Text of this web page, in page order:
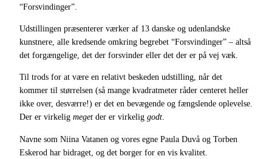
“Forsvindinger”.
Udstillingen præsenterer værker af 13 danske og udenlandske
kunstnere, alle kredsende omkring begrebet “Forsvindinger” – altså
det forgængelige, det der forsvinder eller det der er på vej væk.
Til trods for at være en relativt beskeden udstilling, når det
kommer til størrelsen (så mange kvadratmeter råder centeret heller
ikke over, desværre!) er det en bevægende og fængslende oplevelse.
Der er virkelig meget der er virkelig godt.
Navne som Niina Vatanen og vores egne Paula Duvå og Torben
Eskerod har bidraget, og det borger for en vis kvalitet.